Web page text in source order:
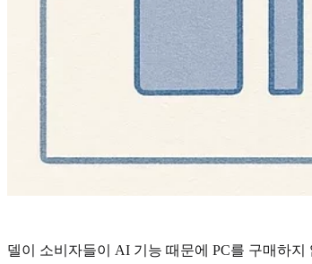
델이 소비자들이 AI 기능 때문에 PC를 구매하